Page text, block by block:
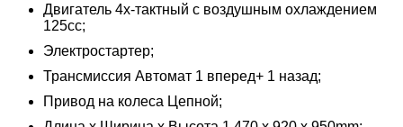
Двигатель 4х-тактный с воздушным охлаждением
125cc;
Электростартер;
Трансмиссия Автомат 1 вперед+ 1 назад;
Привод на колеса Цепной;